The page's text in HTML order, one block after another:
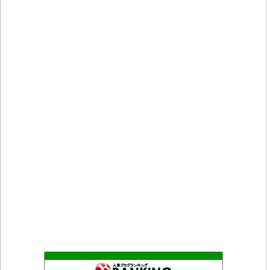
デモや街宣のお供に！プラカード無料素材